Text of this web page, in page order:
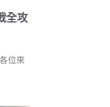
全攻
位來